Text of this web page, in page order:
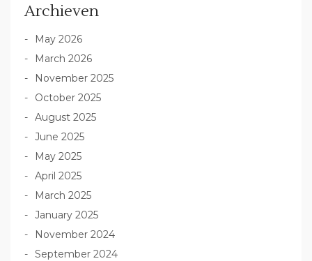
Archieven
May 2026
March 2026
November 2025
October 2025
August 2025
June 2025
May 2025
April 2025
March 2025
January 2025
November 2024
September 2024